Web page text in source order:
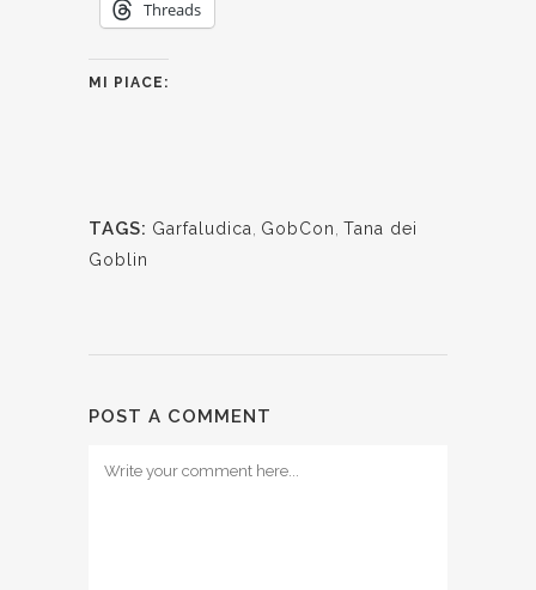
Threads
MI PIACE:
TAGS: Garfaludica, GobCon, Tana dei
Goblin
POST A COMMENT